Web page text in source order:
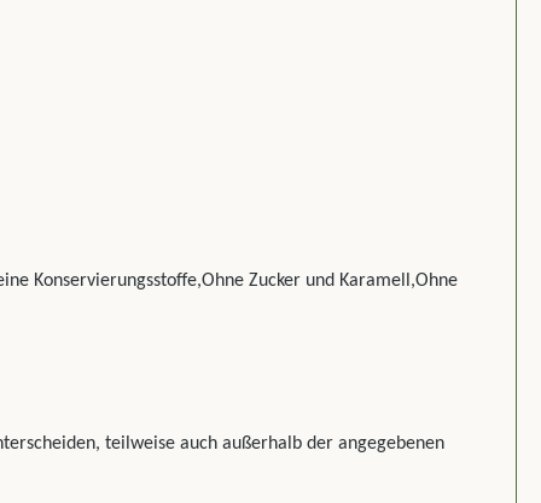
Konservierungsstoffe,Ohne Zucker und Karamell,Ohne
teilweise auch außerhalb der angegebenen